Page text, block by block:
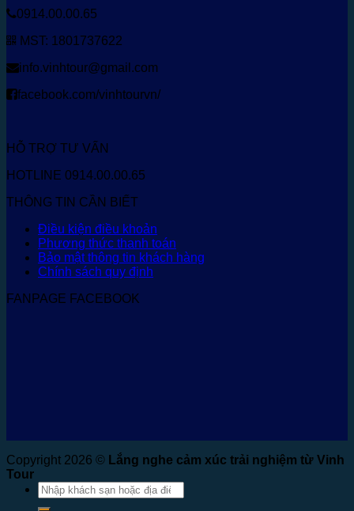
0914.00.00.65
MST: 1801737622
info.vinhtour@gmail.com
facebook.com/vinhtourvn/
HỖ TRỢ TƯ VẤN
HOTLINE 0914.00.00.65
THÔNG TIN CẦN BIẾT
Điều kiện điều khoản
Phương thức thanh toán
Bảo mật thông tin khách hàng
Chính sách quy định
FANPAGE FACEBOOK
Copyright 2026 © Lắng nghe cảm xúc trải nghiệm từ Vinh
Tour
Tìm
kiếm: